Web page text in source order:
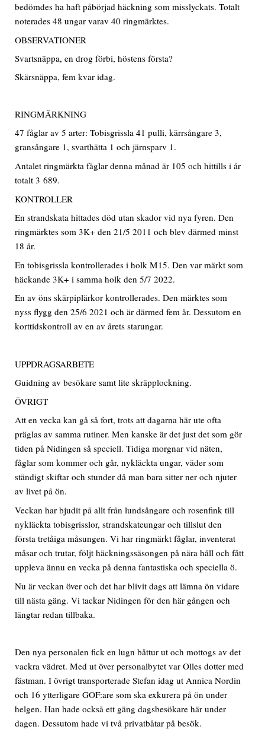
bedömdes ha haft påbörjad häckning som misslyckats. Totalt
noterades 48 ungar varav 40 ringmärktes.
OBSERVATIONER
Svartsnäppa, en drog förbi, höstens första?
Skärsnäppa, fem kvar idag.
RINGMÄRKNING
47 fåglar av 5 arter: Tobisgrissla 41 pulli, kärrsångare 3,
gransångare 1, svarthätta 1 och järnsparv 1.
Antalet ringmärkta fåglar denna månad är 105 och hittills i år
totalt 3 689.
KONTROLLER
En strandskata hittades död utan skador vid nya fyren. Den
ringmärktes som 3K+ den 21/5 2011 och blev därmed minst
18 år.
En tobisgrissla kontrollerades i holk M15. Den var märkt som
häckande 3K+ i samma holk den 5/7 2022.
En av öns skärpiplärkor kontrollerades. Den märktes som
nyss flygg den 25/6 2021 och är därmed fem år. Dessutom en
korttidskontroll av en av årets starungar.
UPPDRAGSARBETE
Guidning av besökare samt lite skräpplockning.
ÖVRIGT
Att en vecka kan gå så fort, trots att dagarna här ute ofta
präglas av samma rutiner. Men kanske är det just det som gör
tiden på Nidingen så speciell. Tidiga morgnar vid näten,
fåglar som kommer och går, nykläckta ungar, väder som
ständigt skiftar och stunder då man bara sitter ner och njuter
av livet på ön.
Veckan har bjudit på allt från lundsångare och rosenfink till
nykläckta tobisgrisslor, strandskateungar och tillslut den
första tretåiga måsungen. Vi har ringmärkt fåglar, inventerat
måsar och trutar, följt häckningssäsongen på nära håll och fått
uppleva ännu en vecka på denna fantastiska och speciella ö.
Nu är veckan över och det har blivit dags att lämna ön vidare
till nästa gäng. Vi tackar Nidingen för den här gången och
längtar redan tillbaka.
Den nya personalen fick en lugn båttur ut och mottogs av det
vackra vädret. Med ut över personalbytet var Olles dotter med
fästman. I övrigt transporterade Stefan idag ut Annica Nordin
och 16 ytterligare GOF:are som ska exkurera på ön under
helgen. Han hade också ett gäng dagsbesökare här under
dagen. Dessutom hade vi två privatbåtar på besök.